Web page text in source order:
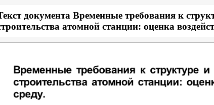
документа Временные требования к
атомной станции: оценка